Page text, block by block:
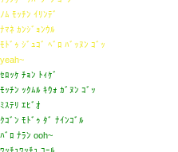
ﾉﾑ ﾓｯﾁﾝ ｲﾘﾝﾃﾞ
ﾅﾏﾈ ｶﾝｼﾞｮﾝｳﾙ
ﾓﾄﾞｩ ｼﾞｭｺﾞ ﾍﾞﾛ ﾊﾞｯﾇﾝ ｺﾞｯ
yeah~
ｾﾛｯｹ ﾁｮﾝ ﾄｨｹﾞ
ﾓｯﾁﾝ ｯｸﾑﾙ ｷｳｫ ｶﾞﾇﾝ ｺﾞｯ
ﾐｽﾃﾘ ｴﾋﾞｵ
ｸｺﾞﾝ ﾓﾄﾞｩ ﾀﾞ ﾅｲﾝｺﾞﾙ
ﾊﾞﾛ ﾅﾗﾝ ooh~